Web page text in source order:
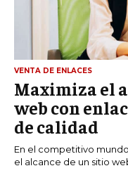
VENTA DE ENLACES
Maximiza el
web con
de calidad
En el competitivo
el alcance de un sitio